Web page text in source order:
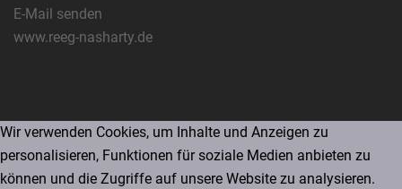
E-Mail senden
www.reeg-nasharty.de
Wir verwenden Cookies, um Inhalte und Anzeigen zu
personalisieren, Funktionen für soziale Medien anbieten zu
können und die Zugriffe auf unsere Website zu analysieren.